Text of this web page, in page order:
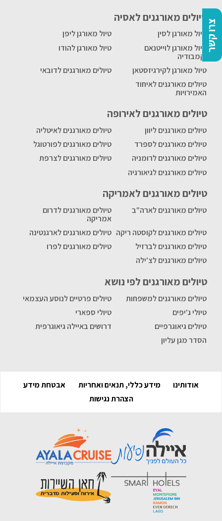
צרו קשר
טיולים מאורגנים לאסיה
טיול מאורגן לסין
טיול מאורגן ליפן
טיול מאורגן לוייטנאם
וקמבודיה
טיול מאורגן להודו
טיול מאורגן לקירגיזסטאן
טיולים מאורגנים לדובאי
טיולים מאורגנים לאיחוד
האמירויות
טיולים מאורגנים לאירופה
טיולים מאורגנים ליוון
טיולים מאורגנים לאיטליה
טיולים מאורגנים לספרד
טיולים מאורגנים לפורטוגל
טיולים מאורגנים לרומניה
טיולים מאורגנים לצרפת
טיולים מאורגנים לגיאורגיה
טיולים מאורגנים לאמריקה
טיולים מאורגנים לארה"ב
טיולים מאורגנים לדרום
אמריקה
טיולים מאורגנים לקוסטה ריקה טיולים מאורגנים לארגנטינה
טיולים מאורגנים לברזיל
טיולים מאורגנים לפרו
טיולים מאורגנים לצ'ילה
טיולים מאורגנים לפי נושא
טיולים מאורגנים למשפחות
טיולים פרטיים לנוסע העצמאי
טיולי ג'יפים
טיולי ספארי
טיולים גיאוגרפיים
דרושים באיילה גיאוגרפית
הסדר מגן עליון
אודותינו מידע כללי, תנאים ואחריות
אבטחת מידע
הצהרת נגישות